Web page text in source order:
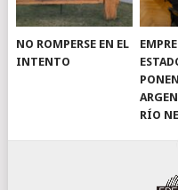
NO ROMPERSE EN EL
INTENTO
RÍO